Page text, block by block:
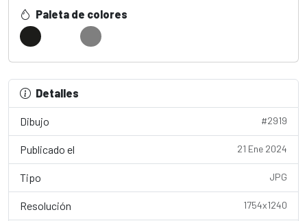
Paleta de colores
Detalles
Dibujo #2919
Publicado el 21 Ene 2024
Tipo JPG
Resolución 1754x1240